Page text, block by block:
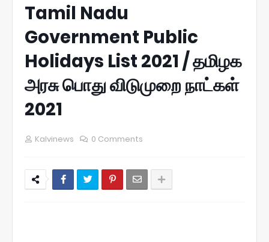
Tamil Nadu
Government Public
Holidays List 2021 / தமிழக
அரசு பொது விடுமுறை நாட்கள்
2021
Kalvinews 0 Comments